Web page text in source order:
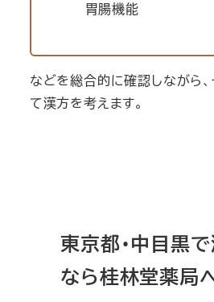
胃腸機能
などを総合的に確認しながら
て漢方を考えます。
東京都・中目黒
なら桂林堂薬局